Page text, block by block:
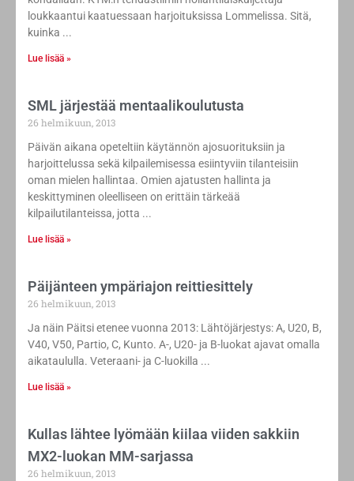
loukkaantui kaatuessaan harjoituksissa Lommelissa. Sitä,
kuinka
Lue lisää »
SML järjestää mentaalikoulutusta
26 helmikuun, 2013
Päivän aikana opeteltiin käytännön ajosuorituksiin ja
harjoittelussa sekä kilpailemisessa esiintyviin tilanteisiin
oman mielen hallintaa. Omien ajatusten hallinta ja
keskittyminen oleelliseen on erittäin tärkeää
kilpailutilanteissa, jotta
Lue lisää »
Päijänteen ympäriajon reittiesittely
26 helmikuun, 2013
Ja näin Päitsi etenee vuonna 2013: Lähtöjärjestys: A, U20, B,
V40, V50, Partio, C, Kunto. A-, U20- ja B-luokat ajavat omalla
aikataululla. Veteraani- ja C-luokilla
Lue lisää »
Kullas lähtee lyömään kiilaa viiden sakkiin
MX2-luokan MM-sarjassa
26 helmikuun, 2013